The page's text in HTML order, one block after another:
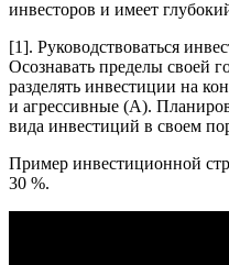
инвесторов и имеет
[1]. Руководствоваться
Осознавать пределы своей
разделять инвестиции на
и агрессивные (А).
вида инвестиций в своем
Пример инвестиционной
30 %.